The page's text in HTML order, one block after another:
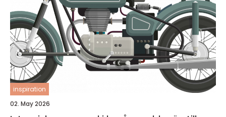
inspiration
02. May 2026